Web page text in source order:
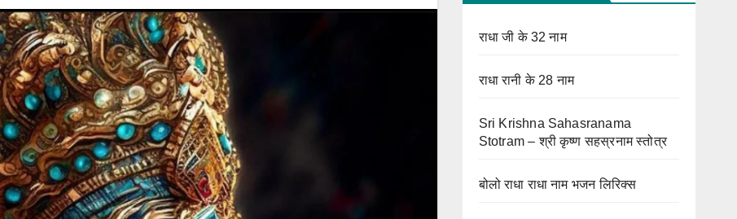
राधा जी के 32 नाम
राधा रानी के 28 नाम
Sri Krishna Sahasranama
Stotram – श्री कृष्ण सहस्रनाम स्तोत्र
बोलो राधा राधा नाम भजन लिरिक्स